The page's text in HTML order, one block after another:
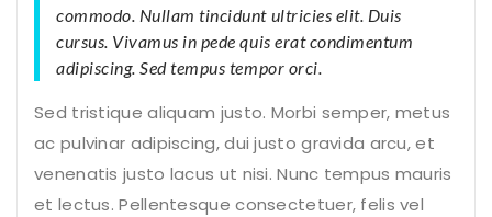
commodo. Nullam tincidunt ultricies elit. Duis
cursus. Vivamus in pede quis erat condimentum
adipiscing. Sed tempus tempor orci.
Sed tristique aliquam justo. Morbi semper, metus
ac pulvinar adipiscing, dui justo gravida arcu, et
venenatis justo lacus ut nisi. Nunc tempus mauris
et lectus. Pellentesque consectetuer, felis vel